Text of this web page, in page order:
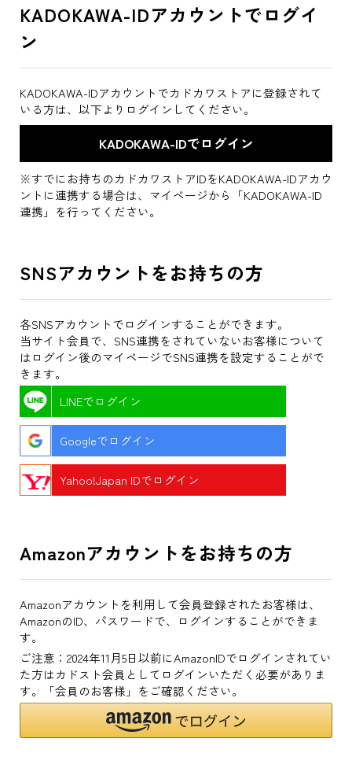
KADOKAWA-IDアカウントでログイ
ン
KADOKAWA-IDアカウントでカドカワストアに登録されて
いる方は、以下よりログインしてください。
※すでにお持ちのカドカワストアIDをKADOKAWA-IDアカウ
ントに連携する場合は、マイページから「KADOKAWA-ID
連携」を行ってください。
SNSアカウントをお持ちの方
各SNSアカウントでログインすることができます。
当サイト会員で、SNS連携をされていないお客様について
はログイン後のマイページでSNS連携を設定することがで
きます。
LINEでログイン
Googleでログイン
Yahoo!Japan IDでログイン
Amazonアカウントをお持ちの方
Amazonアカウントを利用して会員登録されたお客様は、
AmazonのID、パスワードで、ログインすることができま
す。
ご注意：2024年11月5日以前にAmazonIDでログインされてい
た方はカドスト会員としてログインいただく必要がありま
す。「会員のお客様」をご確認ください。